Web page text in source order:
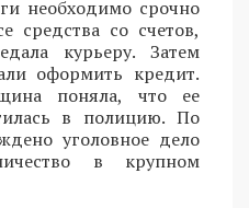
необходимо срочно
средства со счетов,
курьеру. Затем
оформить кредит.
поняла, что ее
в полицию. По
уголовное дело
в крупном